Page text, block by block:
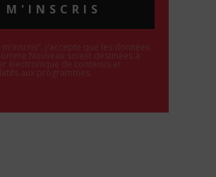
M'INSCRIS
m'inscris", j'accepte que les données
Nouveau soient destinées à
électronique de contenus et
aux programmes.